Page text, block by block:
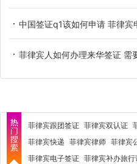
中国签证q1该如何申请 菲律宾
菲律宾人如何办理来华签证 需
菲律宾跟团签证 菲律宾双认证
菲律宾快递 菲律宾律师 菲律宾
菲律宾电子签证 菲律宾补办旅行